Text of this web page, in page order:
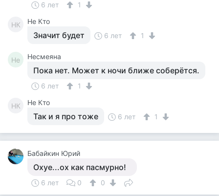
6 лет 1
НК Не Кто
Значит будет 6 лет 1
Не Несмеяна
Пока нет. Может к ночи ближе соберётся.
6 лет 1
НК Не Кто
Так и я про тоже 6 лет 1
Бабайкин Юрий
Охуе...ох как пасмурно!
6 лет 0 0